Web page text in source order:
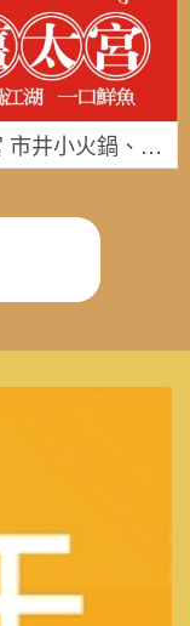
薑太宮 市井小火鍋、江湖鍋燒麵